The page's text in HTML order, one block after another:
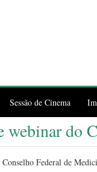
Sessão de Cinema
webinar do
Federal de